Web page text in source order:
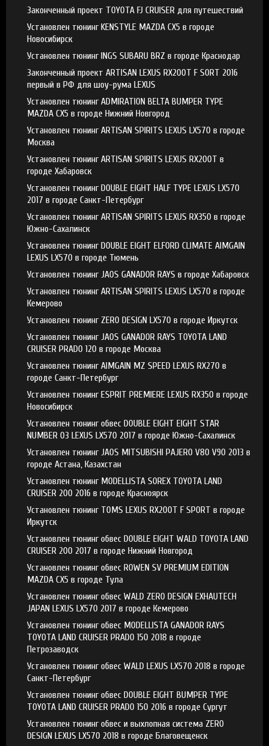
Законченный проект TOYOTA FJ CRUISER для путешествий
Установлен тюнинг KENSTYLE MAZDA CX5 в городе
Новосибирск
Установлен тюнинг INGS SUBARU BRZ в городе Краснодар
Законченный проект ARTISAN LEXUS RX200T F SORT 2016
первый в РФ для шоу-рума LEXUS
Установлен тюнинг ADMIRATION BELTA BUMPER TYPE
MAZDA CX5 в городе Нижний Новгород
Установлен тюнинг ARTISAN SPIRITS LEXUS LX570 в городе
Москва
Установлен тюнинг ARTISAN SPIRITS LEXUS RX200T в
городе Хабаровск
Установлен тюнинг DOUBLE EIGHT HALF TYPE LEXUS LX570
2017 в городе Санкт-Петербург
Установлен тюнинг ARTISAN SPIRITS LEXUS RX350 в городе
Южно-Сахалинск
Установлен тюнинг DOUBLE EIGHT ELFORD CLIMATE AIMGAIN
LEXUS LX570 в городе Тюмень
Установлен тюнинг JAOS GANADOR RAYS в городе Хабаровск
Установлен тюнинг ARTISAN SPIRITS LEXUS LX570 в городе
Кемерово
Установлен тюнинг ZERO DESIGN LX570 в городе Иркутск
Установлен тюнинг JAOS GANADOR RAYS TOYOTA LAND
CRUISER PRADO 120 в городе Москва
Установлен тюнинг AIMGAIN MZ SPEED LEXUS RX270 в
городе Санкт-Петербург
Установлен тюнинг ESPRIT PREMIERE LEXUS RX350 в городе
Новосибирск
Установлен тюнинг обвес DOUBLE EIGHT EIGHT STAR
NUMBER 03 LEXUS LX570 2017 в городе Южно-Сахалинск
Установлен тюнинг JAOS MITSUBISHI PAJERO V80 V90 2013 в
городе Астана, Казахстан
Установлен тюнинг MODELLISTA SOREX TOYOTA LAND
CRUISER 200 2016 в городе Красноярск
Установлен тюнинг TOMS LEXUS RX200T F SPORT в городе
Иркутск
Установлен тюнинг обвес DOUBLE EIGHT WALD TOYOTA LAND
CRUISER 200 2017 в городе Нижний Новгород
Установлен тюнинг обвес ROWEN SV PREMIUM EDITION
MAZDA CX5 в городе Тула
Установлен тюнинг обвес WALD ZERO DESIGN EXHAUTECH
JAPAN LEXUS LX570 2017 в городе Кемерово
Установлен тюнинг обвес MODELLISTA GANADOR RAYS
TOYOTA LAND CRUISER PRADO 150 2018 в городе
Петрозаводск
Установлен тюнинг обвес WALD LEXUS LX570 2018 в городе
Санкт-Петербург
Установлен тюнинг обвес DOUBLE EIGHT BUMPER TYPE
TOYOTA LAND CRUISER PRADO 150 2016 в городе Сургут
Установлен тюнинг обвес и выхлопная система ZERO
DESIGN LEXUS LX570 2018 в городе Благовещенск